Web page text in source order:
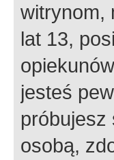
witrynom,
lat 13,
jesteś
próbujesz
osobą,